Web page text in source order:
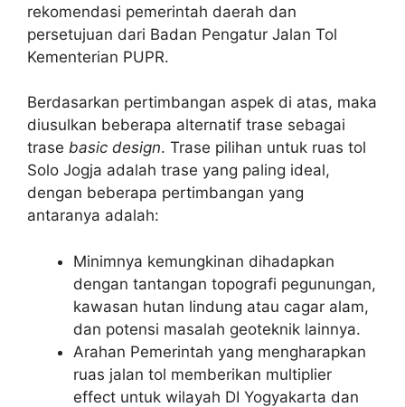
rekomendasi pemerintah daerah dan
persetujuan dari Badan Pengatur Jalan Tol
Kementerian PUPR.
Berdasarkan pertimbangan aspek di atas, maka
diusulkan beberapa alternatif trase sebagai
trase basic design. Trase pilihan untuk ruas tol
Solo Jogja adalah trase yang paling ideal,
dengan beberapa pertimbangan yang
antaranya adalah:
Minimnya kemungkinan dihadapkan
dengan tantangan topografi pegunungan,
kawasan hutan lindung atau cagar alam,
dan potensi masalah geoteknik lainnya.
Arahan Pemerintah yang mengharapkan
ruas jalan tol memberikan multiplier
effect untuk wilayah DI Yogyakarta dan